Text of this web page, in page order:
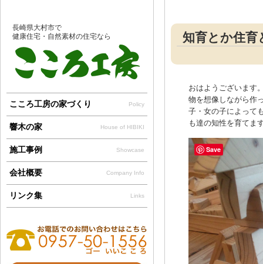
知育とか住育
おはようございます
物を想像しながら作
子・女の子によって
も達の知性を育てま
長崎県大村市で
健康住宅・自然素材の住宅なら
こころ工房の家づくり Policy
響木の家 House of HIBIKI
施工事例 Showcase
会社概要 Company Info
リンク集 Links
Save